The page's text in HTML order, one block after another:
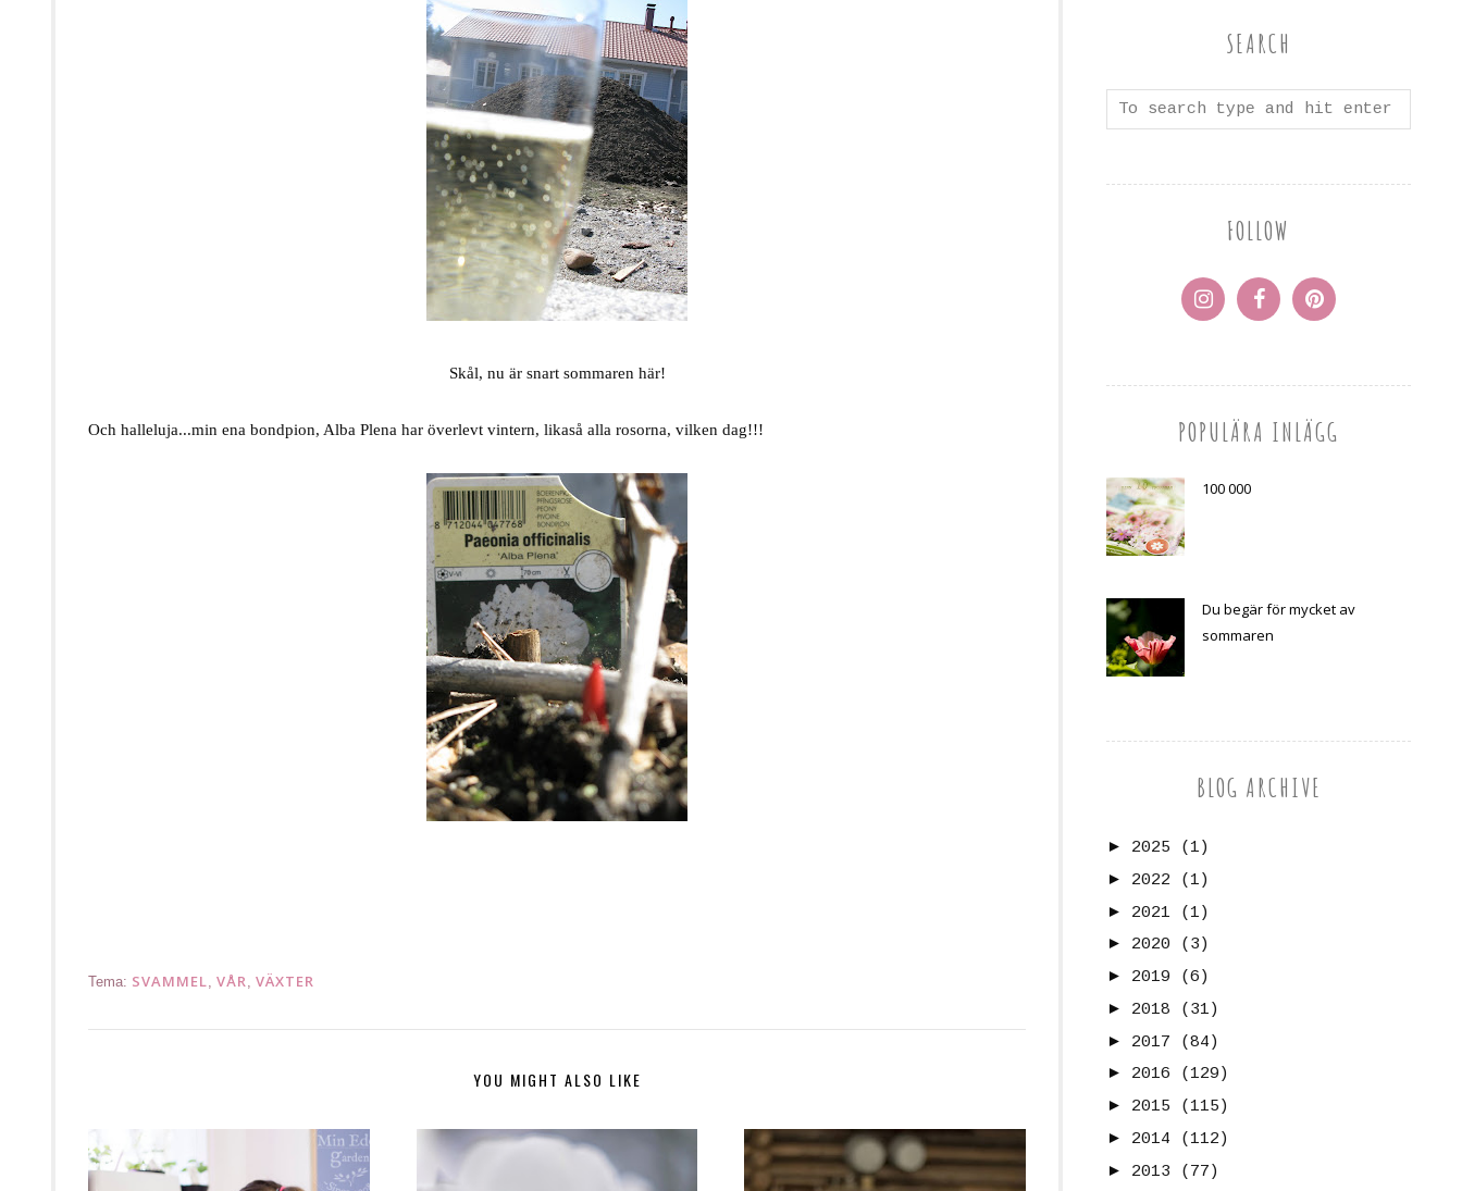
Skål, nu är snart sommaren här!
Och halleluja...min ena bondpion, Alba Plena har överlevt vintern, likaså alla rosorna, vilken dag!!!
Tema: SVAMMEL, VÅR, VÄXTER
YOU MIGHT ALSO LIKE
SEARCH
FOLLOW
POPULÄRA INLÄGG
100 000
Du begär för mycket av
sommaren
BLOG ARCHIVE
► 2025
(1)
► 2022
(1)
► 2021
(1)
► 2020
(3)
► 2019
(6)
► 2018
(31)
► 2017
(84)
► 2016
(129)
► 2015
(115)
► 2014
(112)
► 2013
(77)